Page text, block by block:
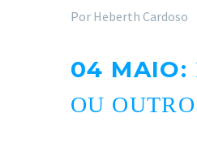
Por Heberth Cardoso
04 MAIO:
OU